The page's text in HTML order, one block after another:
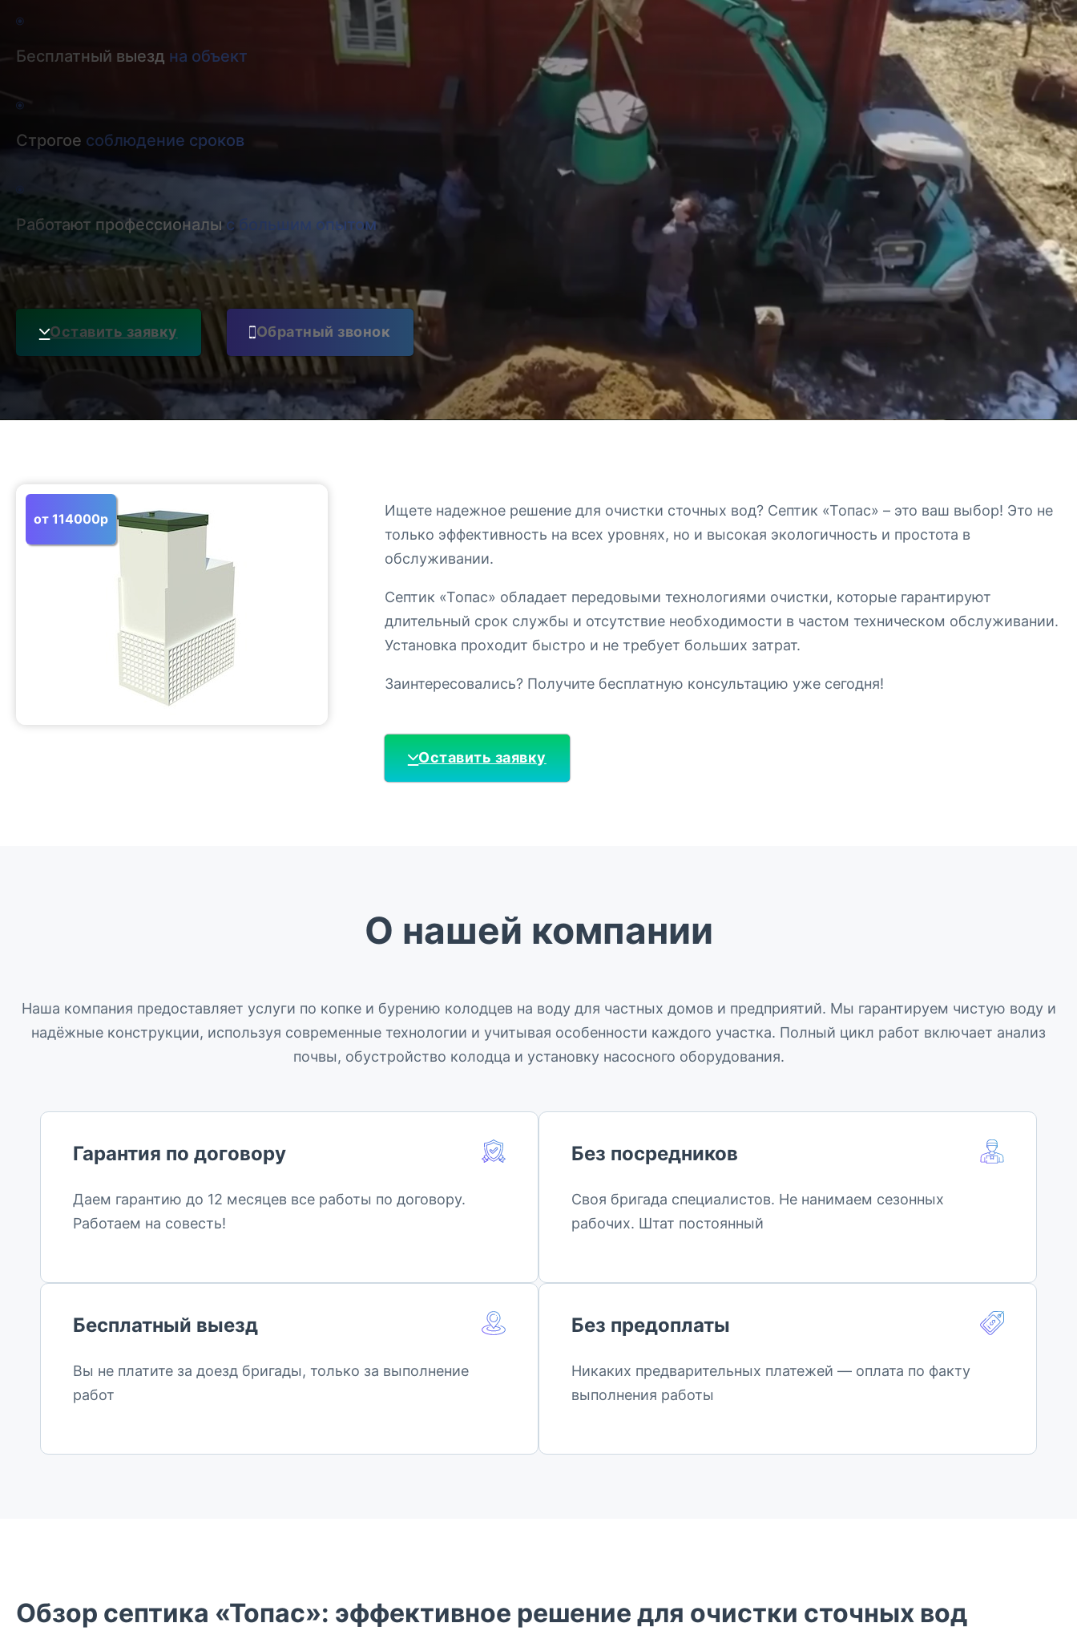
Бесплатный выезд на объект
Строгое соблюдение сроков
Работают профессионалыс большим опытом
Оставить заявку Обратный звонок
от 114000р
Ищете надежное решение для очистки сточных вод? Септик «Топас» – это ваш выбор! Это не
только эффективность на всех уровнях, но и высокая экологичность и простота в
обслуживании.
Септик «Топас» обладает передовыми технологиями очистки, которые гарантируют
длительный срок службы и отсутствие необходимости в частом техническом обслуживании.
Установка проходит быстро и не требует больших затрат.
Заинтересовались? Получите бесплатную консультацию уже сегодня!
Оставить заявку
О нашей компании
Наша компания предоставляет услуги по копке и бурению колодцев на воду для частных домов и предприятий. Мы гарантируем чистую воду и
надёжные конструкции, используя современные технологии и учитывая особенности каждого участка. Полный цикл работ включает анализ
почвы, обустройство колодца и установку насосного оборудования.
Гарантия по договору
Даем гарантию до 12 месяцев все работы по договору.
Работаем на совесть!
Без посредников
Своя бригада специалистов. Не нанимаем сезонных
рабочих. Штат постоянный
Бесплатный выезд
Вы не платите за доезд бригады, только за выполнение
работ
Без предоплаты
Никаких предварительных платежей — оплата по факту
выполнения работы
Обзор септика «Топас»: эффективное решение для очистки сточных вод